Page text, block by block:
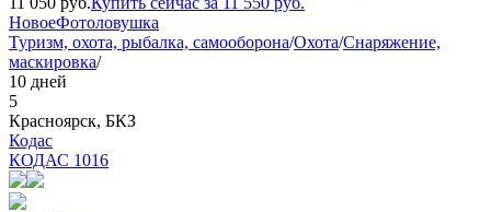
НовоеФотоловушка
Туризм, охота, рыбалка, самооборона/Охота/Снаряжение,
маскировка/
10 дней
5
Красноярск, БКЗ
Кодас
КОДАС 1016